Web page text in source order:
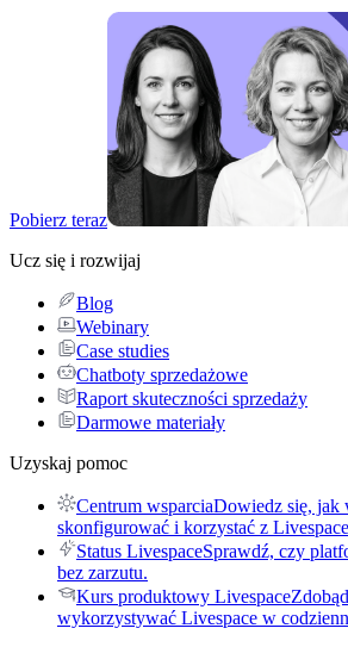
Pobierz teraz
Ucz się i rozwijaj
Blog
Webinary
Case studies
Chatboty sprzedażowe
Raport skuteczności sprzedaży
Darmowe materiały
Uzyskaj pomoc
Centrum wsparciaDowiedz się, jak
skonfigurować i korzystać z
Status LivespaceSprawdź, czy
bez zarzutu.
Kurs produktowy Livespace
wykorzystywać Livespace w